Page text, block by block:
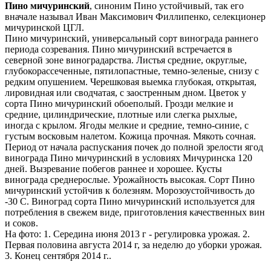
Пино мичуринский, синоним Пино устойчивый, так его
вначале называл Иван Максимович Филлипенко, селекционер
мичуринской ЦГЛ.
Пино мичуринский, универсальный сорт винограда раннего
периода созревания. Пино мичуринский встречается в
северной зоне виноградарства. Листья средние, округлые,
глубокорассеченные, пятилопастные, темно-зеленые, снизу с
редким опушением. Черешковая выемка глубокая, открытая,
лировидная или сводчатая, с заостренным дном. Цветок у
сорта Пино мичуринский обоеполый. Грозди мелкие и
средние, цилиндрические, плотные или слегка рыхлые,
иногда с крылом. Ягоды мелкие и средние, темно-синие, с
густым восковым налетом. Кожица прочная. Мякоть сочная.
Период от начала распускания почек до полной зрелости ягод
винограда Пино мичуринский в условиях Мичуринска 120
дней. Вызревание побегов раннее и хорошее. Кусты
винограда среднерослые. Урожайность высокая. Сорт Пино
мичуринский устойчив к болезням. Морозоустойчивость до
-30 С. Виноград сорта Пино мичуринский используется для
потребления в свежем виде, приготовления качественных вин
и соков.
На фото: 1. Середина июня 2013 г - регулировка урожая. 2.
Первая половина августа 2014 г, за неделю до уборки урожая.
3. Конец сентября 2014 г..